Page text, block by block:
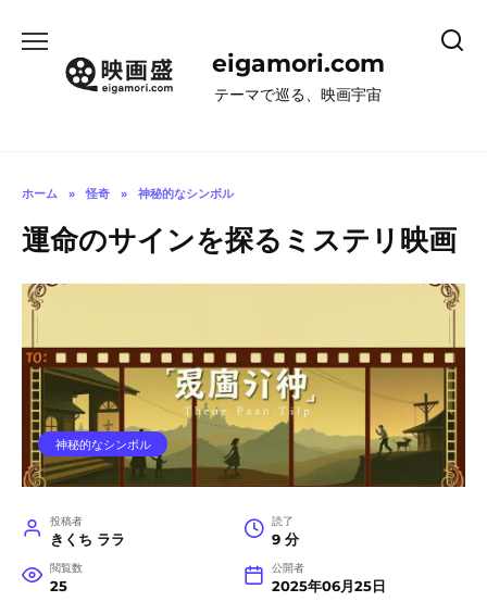
eigamori.com
テーマで巡る、映画宇宙
ホーム » 怪奇 » 神秘的なシンボル
運命のサインを探るミステリ映画
神秘的なシンボル
投稿者
きくち ララ
読了
9 分
閲覧数
25
公開者
2025年06月25日